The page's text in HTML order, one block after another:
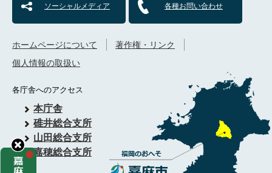
ソーシャルメディア 各種お問い合わせ
各庁舎へのアクセス
本庁舎
碓井総合支所
山田総合支所
嘉穂総合支所
ホームページについて
著作権・リンク
個人情報の取扱い